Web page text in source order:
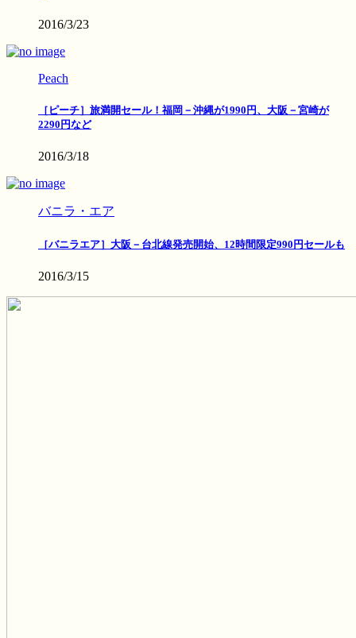
2016/3/23
Peach
［ピーチ］旅満開セール！福岡－沖縄が1990円、大阪－宮崎が
2290円など
2016/3/18
バニラ・エア
［バニラエア］大阪－台北線発売開始、12時間限定990円セールも
2016/3/15